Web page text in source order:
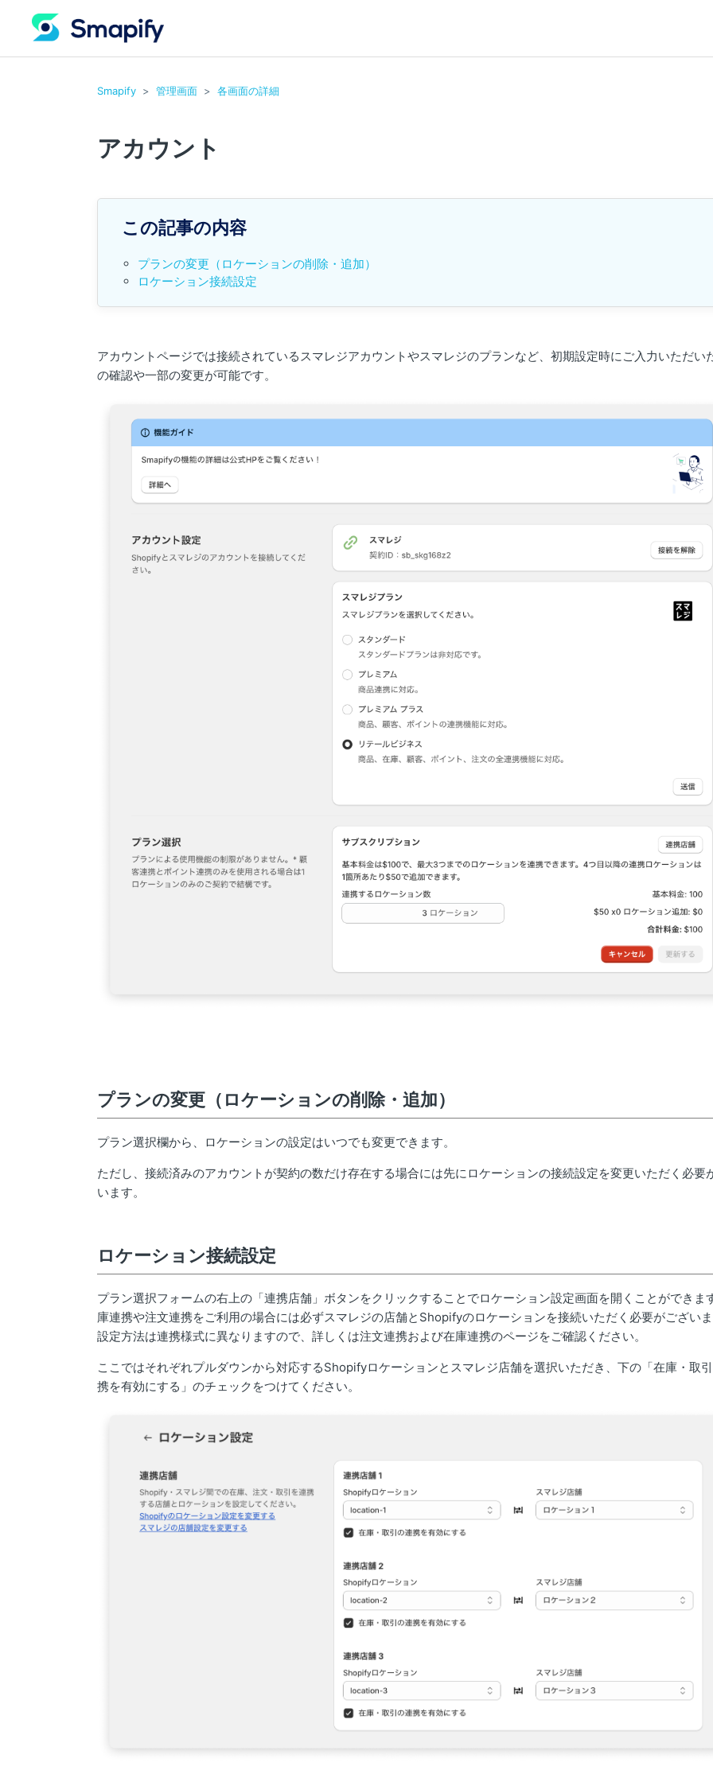
Smapify 管理画面 各画面の詳細
アカウント
この記事の内容
プランの変更（ロケーションの削除・追加）
ロケーション接続設定
アカウントページでは接続されているスマレジアカウントやスマレジのプランなど、初期設定時にご入力いただい
の確認や一部の変更が可能です。
プランの変更（ロケーションの削除・追加）
プラン選択欄から、ロケーションの設定はいつでも変更できます。
ただし、接続済みのアカウントが契約の数だけ存在する場合には先にロケーションの接続設定を変更いただく必要
います。
ロケーション接続設定
プラン選択フォームの右上の「連携店舗」ボタンをクリックすることでロケーション設定画面を開くことができま
庫連携や注文連携をご利用の場合には必ずスマレジの店舗とShopifyのロケーションを接続いただく必要がございま
設定方法は連携様式に異なりますので、詳しくは注文連携および在庫連携のページをご確認ください。
ここではそれぞれプルダウンから対応するShopifyロケーションとスマレジ店舗を選択いただき、下の「在庫・取
携を有効にする」のチェックをつけてください。